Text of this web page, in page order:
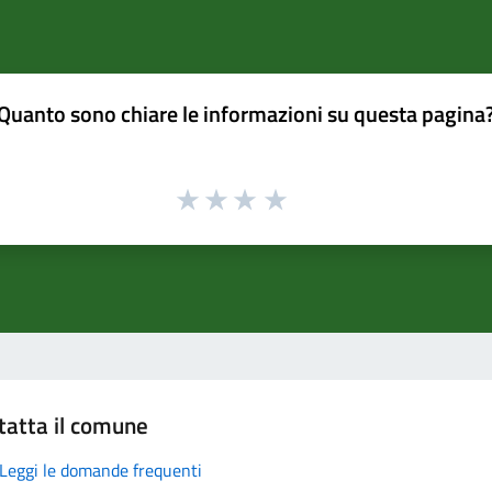
sono chiare le informazioni su questa
il comune
Leggi le domande frequenti